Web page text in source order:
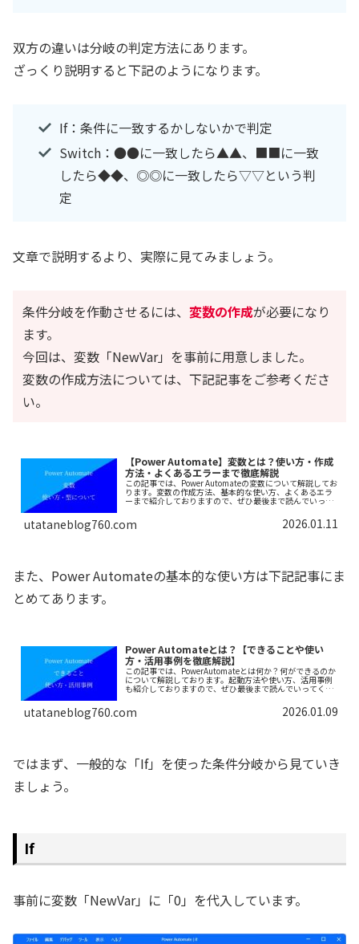
双方の違いは分岐の判定方法にあります。
ざっくり説明すると下記のようになります。
If：条件に一致するかしないかで判定
Switch：●●に一致したら▲▲、■■に一致
したら◆◆、◎◎に一致したら▽▽という判
定
文章で説明するより、実際に見てみましょう。
条件分岐を作動させるには、 変数の作成が必要になり
ます。
今回は、変数「NewVar」を事前に用意しました。
変数の作成方法については、下記記事をご参考くださ
い。
【Power Automate】変数とは？使い方・作成
方法・よくあるエラーまで徹底解説
この記事では、Power Automateの変数について解説してお
ります。変数の作成方法、基本的な使い方、よくあるエラ
ーまで紹介しておりますので、ぜひ最後まで読んでいって
utataneblog760.com 2026.01.11
また、Power Automateの基本的な使い方は下記記事にま
とめてあります。
Power Automateとは？【できることや使い
方・活用事例を徹底解説】
この記事では、PowerAutomateとは何か？何ができるのか
について解説しております。起動方法や使い方、活用事例
も紹介しておりますので、ぜひ最後まで読んでいってくだ
さい。
utataneblog760.com 2026.01.09
ではまず、一般的な「If」を使った条件分岐から見ていき
ましょう。
If
事前に変数「NewVar」に「0」を代入しています。